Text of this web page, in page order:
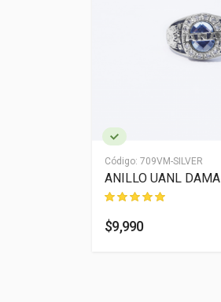
Código: 709VM-SILVER
ANILLO UANL DAMA
$9,990